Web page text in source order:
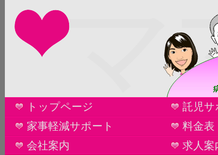
マ
トップページ
託児
家事軽減サポート
料金表
会社案内
求人案